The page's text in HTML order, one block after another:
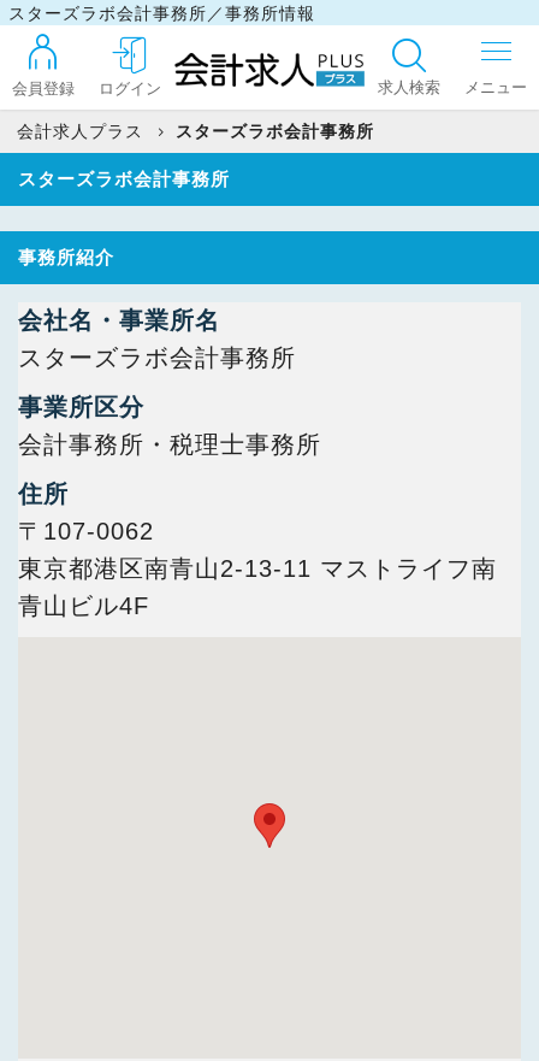
スターズラボ会計事務所／事務所情報
会員登録 ログイン 求人検索
ログイン
最近見た求人
マイリスト
お問い合わせ
今すぐ会員登録
会計求人プラス スターズラボ会計事務所
スターズラボ会計事務所
事務所紹介
会社名・事業所名
スターズラボ会計事務所
事業所区分
会計事務所・税理士事務所
住所
〒107-0062
東京都港区南青山2-13-11 マストライフ南
青山ビル4F